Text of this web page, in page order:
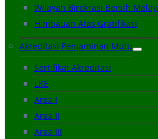
Wilayah Birokrasi Bersih
Himbauan Atas Gratifikasi
Akreditasi Penjaminan Mutu
Sertifikat Akreditasi
LKE
Area I
Area II
Area III